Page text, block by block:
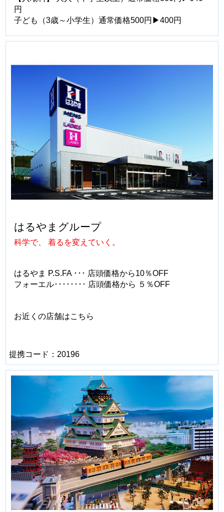
円
子ども（3歳～小学生）通常価格500円▶400円
はるやまグループ
科学で、 着るを変えていく。
はるやま P.S.FA ･･･ 店頭価格から10％OFF
フォーエル････････ 店頭価格から ５％OFF
お近くの店舗はこちら
提携コード：20196